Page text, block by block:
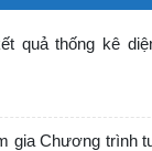
quả thống kê
gia Chương trình